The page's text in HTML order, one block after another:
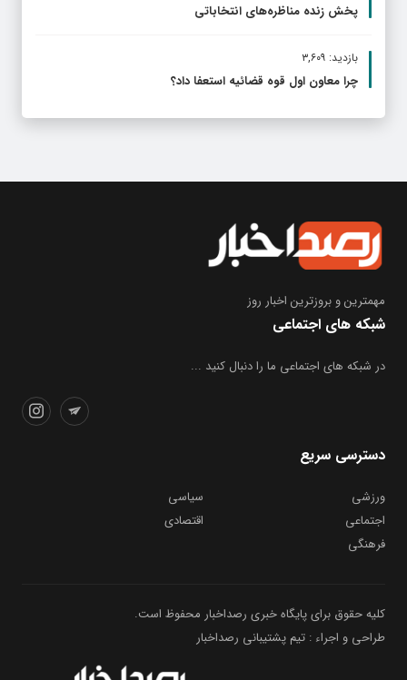
پخش زنده مناظره‌های انتخاباتی
بازدید: ۳,۶۰۹
چرا معاون اول قوه قضائیه استعفا داد؟
مهمترین و بروز‌ترین اخبار روز
شبکه های اجتماعی
در شبکه های اجتماعی ما را دنبال کنید ...
دسترسی سریع
ورزشی
سیاسی
اجتماعی
اقتصادی
فرهنگی
کلیه حقوق برای پایگاه خبری رصداخبار محفوظ است.
طراحی و اجراء : تیم پشتیبانی رصداخبار